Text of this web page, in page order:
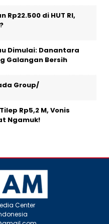
Rp22.500 di HUT RI,
Dimulai: Danantara
Galangan Bersih
Group/
Rp5,2 M, Vonis
Ngamuk!
Center